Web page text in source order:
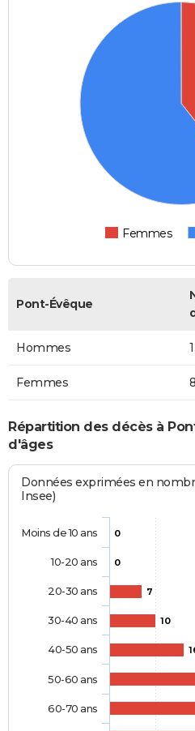
Femmes
Pont-Évêque
Hommes
Femmes
Répartition des décès à
d'âges
Données exprimées en
Insee)
0
0
7
10
Moins de 10 ans
10-20 ans
20-30 ans
30-40 ans
40-50 ans
50-60 ans
60-70 ans